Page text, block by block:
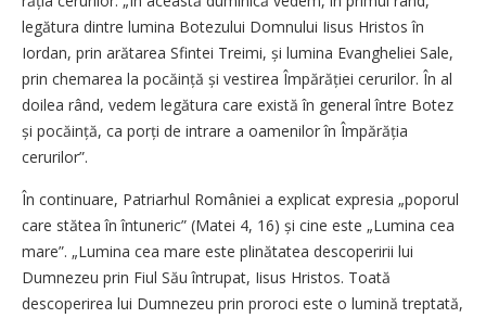
legătura dintre lumina Botezului Domnului Iisus Hristos în
Iordan, prin arătarea Sfintei Treimi, și lumina Evangheliei Sale,
prin chemarea la pocăință și vestirea Împă­răției cerurilor. În al
doilea rând, vedem legătura care există în general între Botez
și pocăință, ca porți de intrare a oamenilor în Împărăția
cerurilor”.
În continuare, Patriarhul României a explicat expresia „poporul
care stătea în întuneric” (Matei 4, 16) și cine este „Lumina cea
mare”. „Lumina cea mare este plinătatea descoperirii lui
Dumnezeu prin Fiul Său întrupat, Iisus Hristos. Toată
descoperirea lui Dumnezeu prin proroci este o lumină treptată,